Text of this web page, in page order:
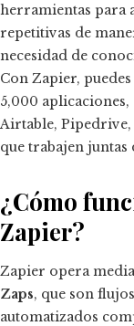
herramientas para
repetitivas de
necesidad de
Con Zapier,
5,000
Airtable,
que trabajen
¿Cómo
Zapier?
Zapier opera
Zaps, que son
automatizados